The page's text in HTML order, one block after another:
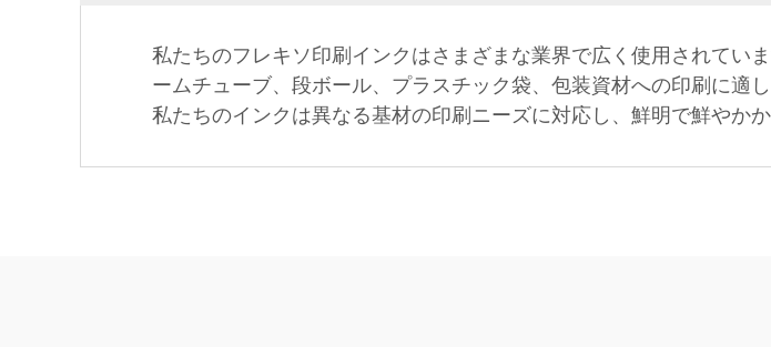
私たちのフレキソ印刷インクはさまざまな業界で広く使用されてい
ームチューブ、段ボール、プラスチック袋、包装資材への印刷に適
私たちのインクは異なる基材の印刷ニーズに対応し、鮮明で鮮やか